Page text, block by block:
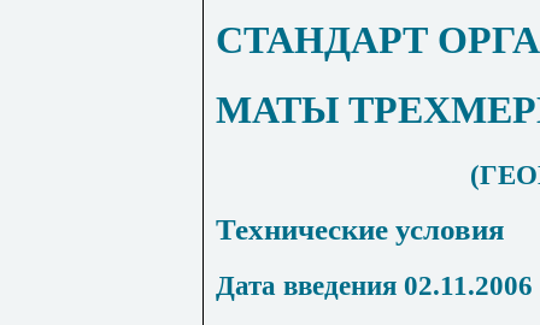
СТАНДАРТ
МАТЫ
Технические условия
Дата введения 02.11.2006